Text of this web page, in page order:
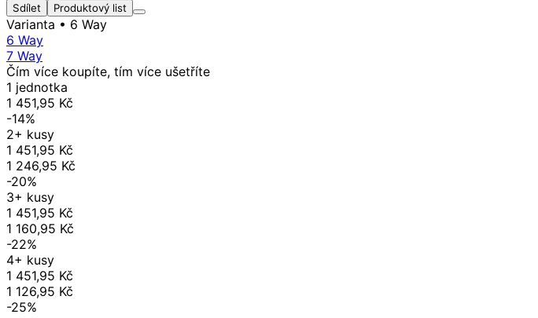
Sdílet
Produktový list
Varianta • 6 Way
6 Way
7 Way
Čím více koupíte, tím více ušetříte
1 jednotka
1 451,95 Kč
-14%
2+ kusy
1 451,95 Kč
1 246,95 Kč
-20%
3+ kusy
1 451,95 Kč
1 160,95 Kč
-22%
4+ kusy
1 451,95 Kč
1 126,95 Kč
-25%